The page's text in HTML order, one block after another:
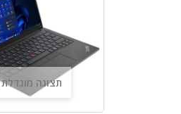
תצוגה מוגדלת